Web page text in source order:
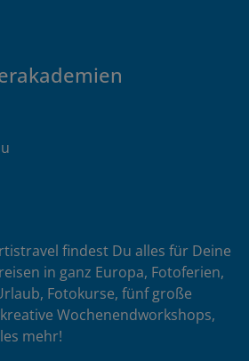
findest Du alles für Deine
in ganz Europa, Fotoferien,
Fotokurse, fünf große
Wochenendworkshops,
mehr!